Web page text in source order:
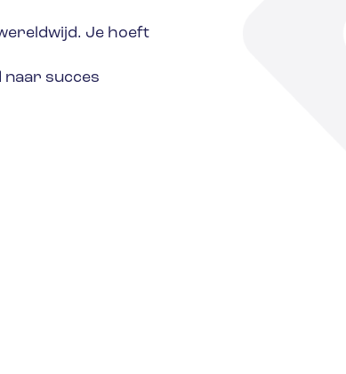
Je hoeft
naar succes